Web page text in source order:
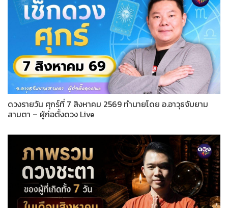
ดวงรายวัน ศุกร์ที่ 7 สิงหาคม 2569 ทำนายโดย อ.อาวุธจับยาม
สามตา – ผู้ก่อตั้งดวง Live